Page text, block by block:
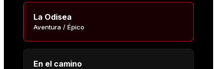
La Odisea
Aventura / Épico
En el camino